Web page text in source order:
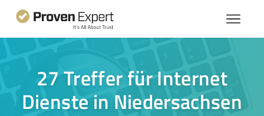
27 Treffer für Internet
Dienste in Niedersachsen